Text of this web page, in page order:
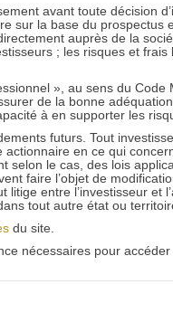
nos newsletters
avant toute décision
sur la base du prospectus
auprès de la
; les risques et frais
», au sens du
de la bonne
à en supporter les
futurs. Tout
en ce qui
selon le cas, des lois
faire l’objet de
entre l’investisseur et
tout autre état ou
du site.
nécessaires pour accéder